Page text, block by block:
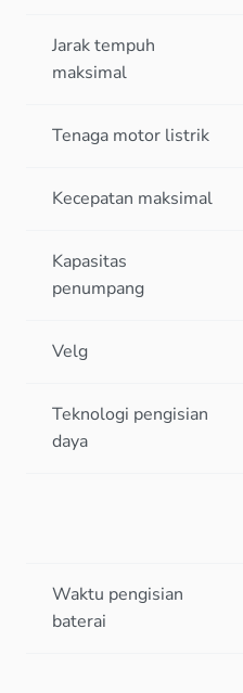
Jarak tempuh
maksimal
Tenaga motor listrik
Kecepatan maksimal
Kapasitas
penumpang
Velg
Teknologi pengisian
daya
Waktu pengisian
baterai